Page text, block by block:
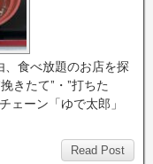
食べ放題のお店を探
きたて”・”打ちた
ェーン「ゆで太郎」
Read Post